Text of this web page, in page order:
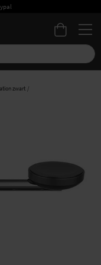
zwart